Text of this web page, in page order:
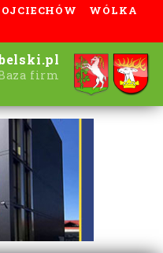
WÓLKA
firm